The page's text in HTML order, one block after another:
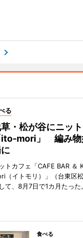
る
・松が谷にニッ
ito-mori」 編み物
トカフェ「CAFE BAR ＆
（イトモリ）」（台東区
て、8月7日で1カ月たった。
食べる